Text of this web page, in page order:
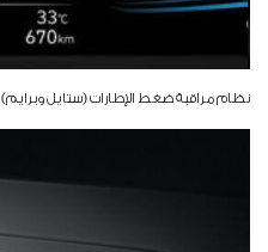
نظام مراقبة ضغط الإطارات (ستايل وبرايم)